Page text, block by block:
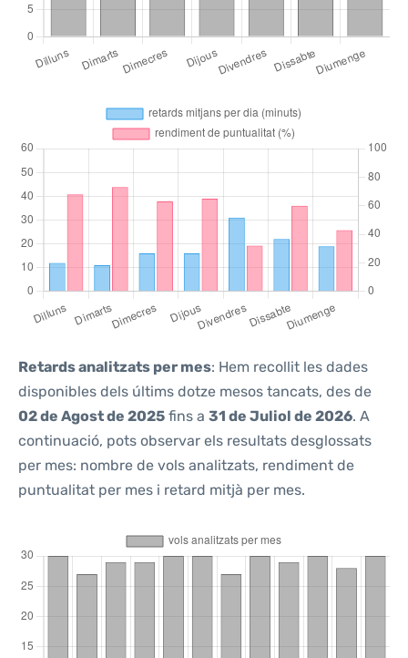
Retards analitzats per mes: Hem recollit les dades
disponibles dels últims dotze mesos tancats, des de
02 de Agost de 2025 fins a 31 de Juliol de 2026. A
continuació, pots observar els resultats desglossats
per mes: nombre de vols analitzats, rendiment de
puntualitat per mes i retard mitjà per mes.